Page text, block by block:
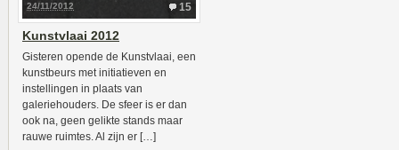
15
24/11/2012
Kunstvlaai 2012
Gisteren opende de Kunstvlaai, een
kunstbeurs met initiatieven en
instellingen in plaats van
galeriehouders. De sfeer is er dan
ook na, geen gelikte stands maar
rauwe ruimtes. Al zijn er […]